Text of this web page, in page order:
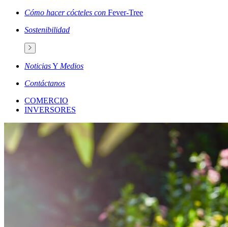
Cómo hacer cócteles con Fever-Tree
Sostenibilidad
NoticiasY Medios
Contáctanos
COMERCIO
INVERSORES